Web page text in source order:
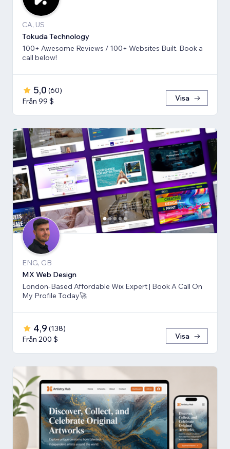
CA, US
Tokuda Technology
100+ Awesome Reviews / 100+ Websites Built. Book a
call below!
5,0 (60)
Från 99 $
Visa
ENG, GB
MX Web Design
London-Based Affordable Wix Expert | Book A Call On
My Profile Today🚀
4,9 (138)
Från 200 $
Visa